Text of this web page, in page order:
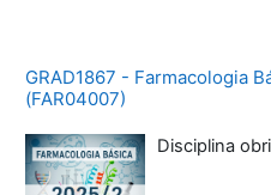
GRAD1867 - Farmacologia
(FAR04007)
Disciplina